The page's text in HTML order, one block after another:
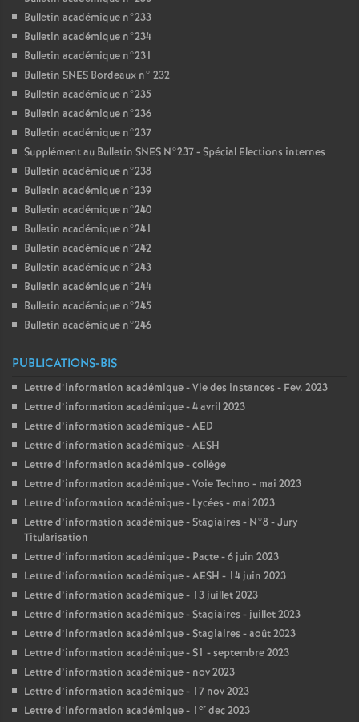
Bulletin académique n°233
Bulletin académique n°234
Bulletin académique n°231
Bulletin SNES Bordeaux n° 232
Bulletin académique n°235
Bulletin académique n°236
Bulletin académique n°237
Supplément au Bulletin SNES N°237 - Spécial Elections internes
Bulletin académique n°238
Bulletin académique n°239
Bulletin académique n°240
Bulletin académique n°241
Bulletin académique n°242
Bulletin académique n°243
Bulletin académique n°244
Bulletin académique n°245
Bulletin académique n°246
PUBLICATIONS-BIS
Lettre d’information académique - Vie des instances - Fev. 2023
Lettre d’information académique - 4 avril 2023
Lettre d’information académique - AED
Lettre d’information académique - AESH
Lettre d’information académique - collège
Lettre d’information académique - Voie Techno - mai 2023
Lettre d’information académique - Lycées - mai 2023
Lettre d’information académique - Stagiaires - N°8 - Jury
Titularisation
Lettre d’information académique - Pacte - 6 juin 2023
Lettre d’information académique - AESH - 14 juin 2023
Lettre d’information académique - 13 juillet 2023
Lettre d’information académique - Stagiaires - juillet 2023
Lettre d’information académique - Stagiaires - août 2023
Lettre d’information académique - S1 - septembre 2023
Lettre d’information académique - nov 2023
Lettre d’information académique - 17 nov 2023
Lettre d’information académique - 1 er dec 2023